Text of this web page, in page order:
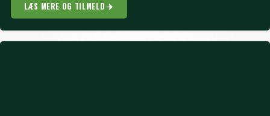
LÆS MERE OG TILMELD